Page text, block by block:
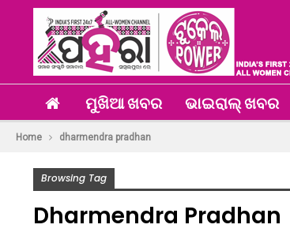
ମୁଖିଆ ଖବର ଭାଇରାଲ୍ ଖବର
Home dharmendra pradhan
Browsing Tag
Dharmendra Pradhan